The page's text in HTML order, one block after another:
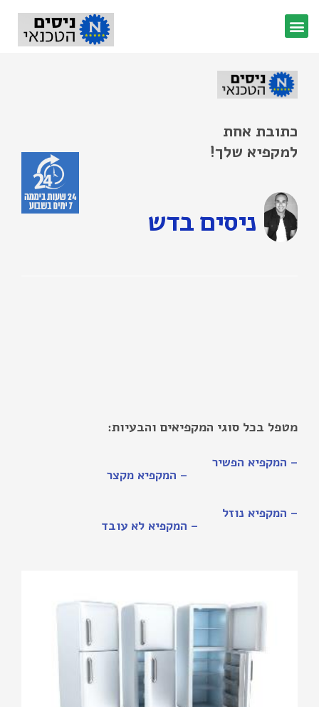
כתובת אחת
למקפיא שלך!
ניסים בדש
מטפל בכל סוגי המקפיאים והבעיות:
– המקפיא הפשיר
– המקפיא מקצר
– המקפיא נוזל
– המקפיא לא עובד